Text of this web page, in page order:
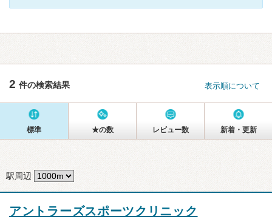
2 件の検索結果 表示順について
標準 ★の数 レビュー数 新着・更新
駅周辺
アントラーズスポーツクリニック